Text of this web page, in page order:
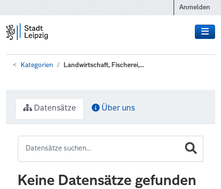
Anmelden
Kategorien Landwirtschaft, Fischerei,...
Datensätze Über uns
Keine Datensätze gefunden